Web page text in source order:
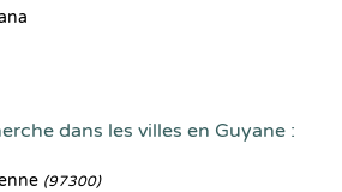
dans les villes en Guyane :
(97300)